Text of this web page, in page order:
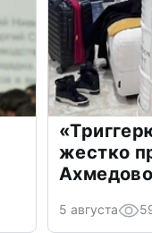
жестко
5 августа